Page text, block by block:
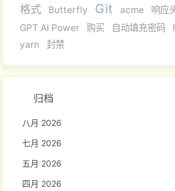
格式 Butterfly Git acme 响应
GPT AI Power
购买 自动填充密码
yarn
封禁
归档
八月 2026
七月 2026
五月 2026
四月 2026